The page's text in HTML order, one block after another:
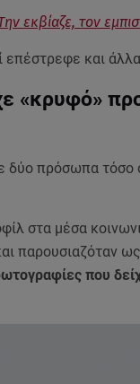
εκβίαζε, τον
επέστρεφε και άλλα
«κρυφό»
δύο πρόσωπα τόσο
στα μέσα
παρουσιαζόταν
που